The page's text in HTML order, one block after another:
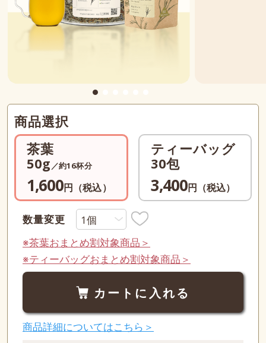
商品選択
茶葉
50g ／約16杯分
1,600円（税込）
ティーバッグ
30包
3,400円（税込）
数量変更
※茶葉おまとめ割対象商品＞
※ティーバッグおまとめ割対象商品＞
カートに入れる
商品詳細についてはこちら＞